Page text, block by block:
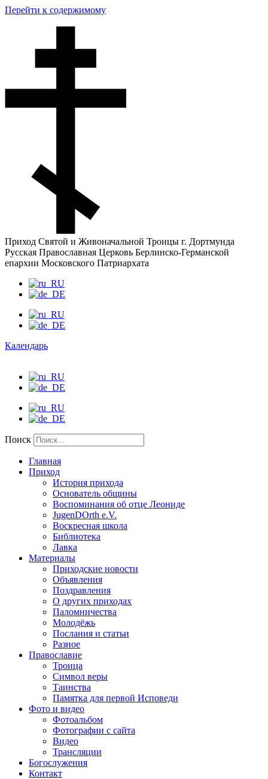
Перейти к содержимому
Приход Святой и Живоначальной Троицы г. Дортмунда
Русская Православная Церковь Берлинско-Германской
епархии Московского Патриархата
Календарь
Поиск
Главная
Приход
История прихода
Основатель общины
Воспоминания об отце Леониде
JugenDOrth e.V.
Воскресная школа
Библиотека
Лавка
Материалы
Приходские новости
Объявления
Поздравления
О других приходах
Паломничества
Молодёжь
Послания и статьи
Разное
Православие
Троица
Символ веры
Таинства
Памятка для первой Исповеди
Фото и видео
Фотоальбом
Фотографии с сайта
Видео
Трансляции
Богослужения
Контакт